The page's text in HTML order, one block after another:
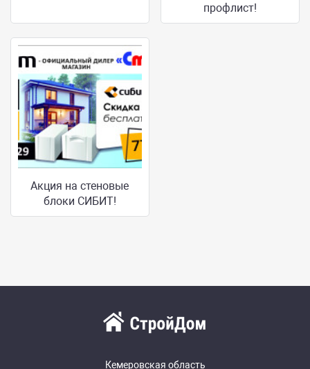
профлист!
Акция на стеновые
блоки СИБИТ!
Кемеровская область